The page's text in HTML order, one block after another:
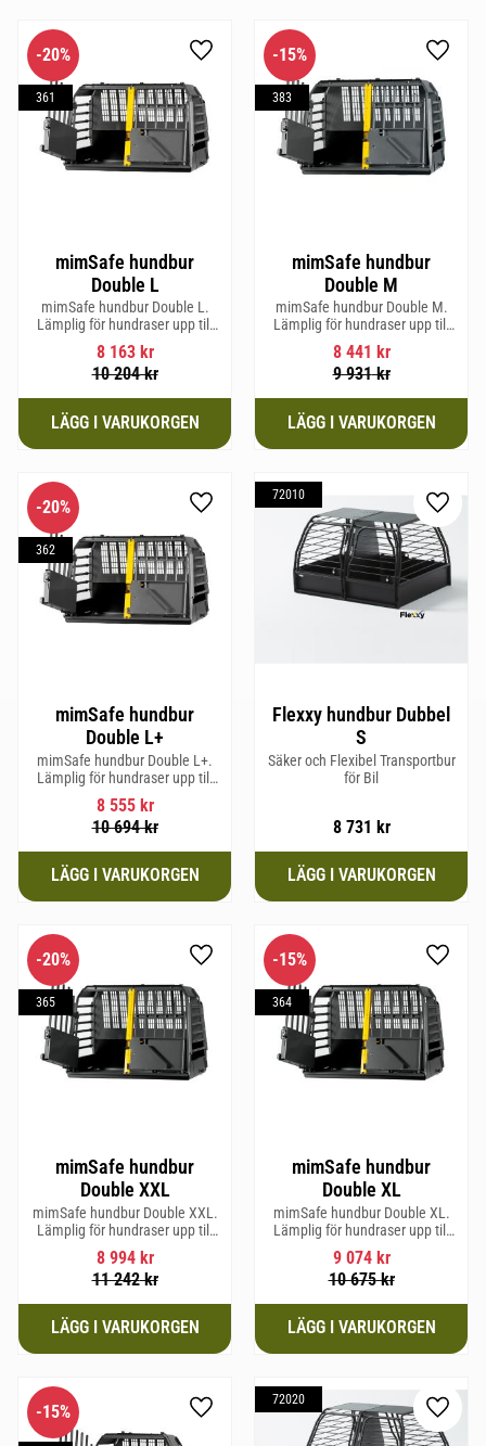
mimSafe hundbur
Double L
mimSafe hundbur Double L.
Lämplig för hundraser upp till
58 cm i mankhöjd.
8 163kr
10 204kr
20%
361
Lägg till i favoriter
mimSafe hundbur
Double M
mimSafe hundbur Double M.
Lämplig för hundraser upp till
58 cm i mankhöjd.
8 441 kr
9 931kr
15%
383
Lägg
mimSafe hundbur
Double L+
mimSafe hundbur Double L+.
Lämplig för hundraser upp till
62 cm i mankhöjd
8 555kr
10 694kr
20%
362
Lägg till i favoriter
Flexxy hundbur Dubbel
S
Säker och Flexibel Transportbur
för Bil
8 731 kr
72010
Lägg
mimSafe hundbur
Double XXL
mimSafe hundbur Double XXL.
Lämplig för hundraser upp till
64 cm i mankhöjd.
8 994kr
11 242kr
20%
365
Lägg till i favoriter
mimSafe hundbur
Double XL
mimSafe hundbur Double XL.
Lämplig för hundraser upp till
64 cm i mankhöjd.
9 074kr
10 675kr
15%
364
Lägg
15% Lägg till i favoriter
72020
Lägg